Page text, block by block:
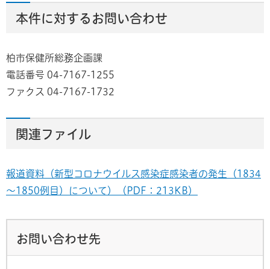
本件に対するお問い合わせ
柏市保健所総務企画課
電話番号 04-7167-1255
ファクス 04-7167-1732
関連ファイル
報道資料（新型コロナウイルス感染症感染者の発生（1834
～1850例目）について）（PDF：213KB）
お問い合わせ先